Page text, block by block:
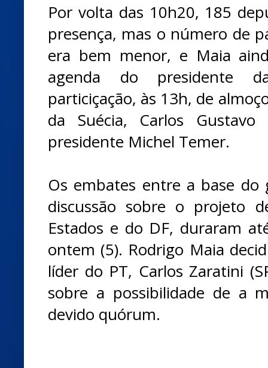
Por volta das 10h20, 185
presença, mas o número de
era bem menor, e Maia
agenda do presidente
particiçação, às 13h, de
da Suécia, Carlos
presidente Michel Temer.
Os embates entre a base do
discussão sobre o projeto
Estados e do DF, duraram
ontem (5). Rodrigo Maia
líder do PT, Carlos Zaratini
sobre a possibilidade de a
devido quórum.